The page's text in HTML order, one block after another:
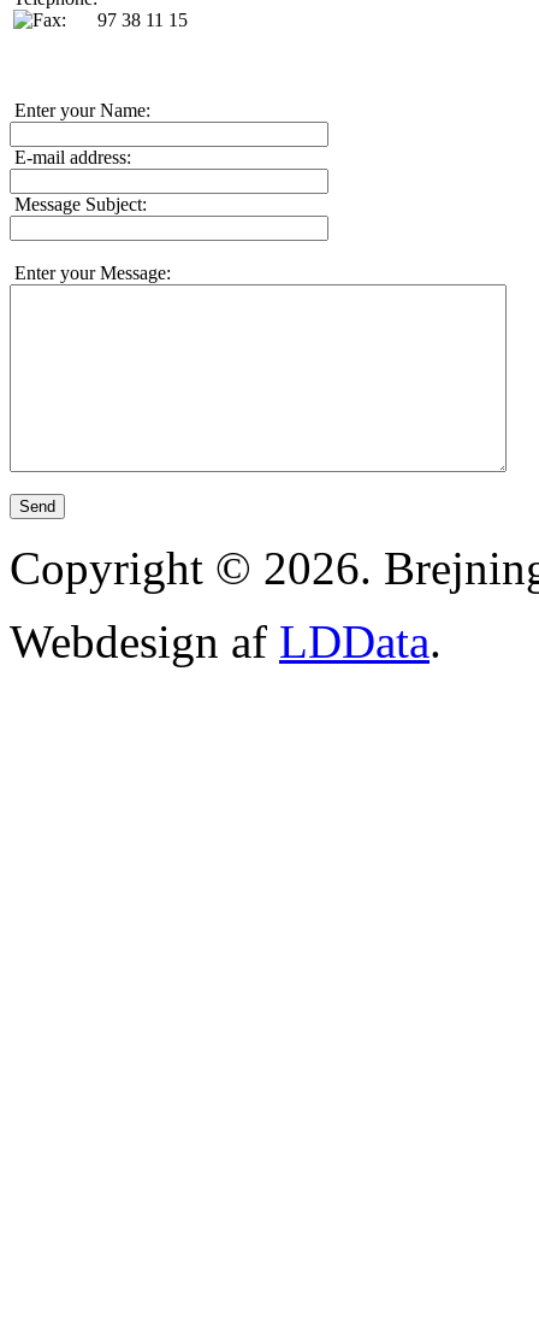
97 38 11 15
Enter your Name:
E-mail address:
Message Subject:
Enter your Message:
Send
Copyright © 2026.
Webdesign af LDData.